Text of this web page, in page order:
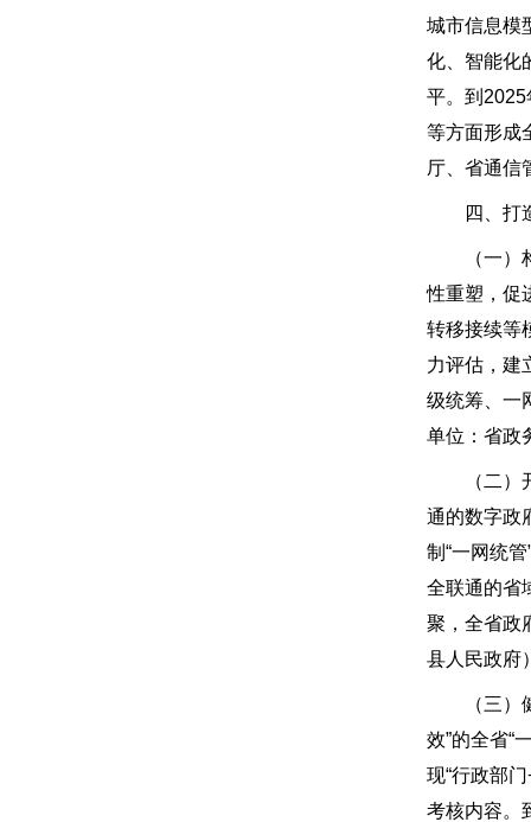
城市信息模
化、智能化
平。到
等方面形成
厅、省通信
四、打造
（一）构
性重塑，促
转移接续等
力评估，建
级统筹、一
单位：省政
（二）开
通的数字政
制“一网统
全联通的省
聚，全省政
县人民政府
（三）健
效”的全省“
现“行政部
考核内容。